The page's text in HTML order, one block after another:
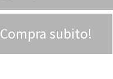
Compra subito!